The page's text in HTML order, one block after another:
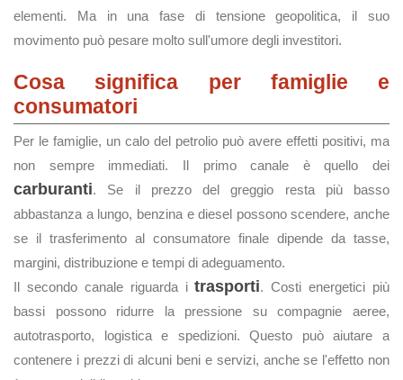
elementi. Ma in una fase di tensione geopolitica, il suo
movimento può pesare molto sull'umore degli investitori.
Cosa significa per famiglie e
consumatori
Per le famiglie, un calo del petrolio può avere effetti positivi, ma
non sempre immediati. Il primo canale è quello dei
carburanti. Se il prezzo del greggio resta più basso
abbastanza a lungo, benzina e diesel possono scendere, anche
se il trasferimento al consumatore finale dipende da tasse,
margini, distribuzione e tempi di adeguamento.
Il secondo canale riguarda itrasporti. Costi energetici più
bassi possono ridurre la pressione su compagnie aeree,
autotrasporto, logistica e spedizioni. Questo può aiutare a
contenere i prezzi di alcuni beni e servizi, anche se l'effetto non